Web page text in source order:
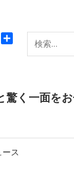
索:
Twitter
驚く一面を
ス